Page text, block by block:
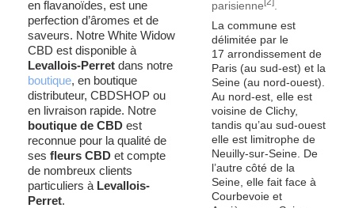
en flavanoïdes, est une
perfection d’âromes et de
saveurs. Notre White Widow
CBD est disponible à
Levallois-Perret dans notre
boutique, en boutique
distributeur, CBDSHOP ou
en livraison rapide. Notre
boutique de CBD est
reconnue pour la qualité de
ses fleurs CBD et compte
de nombreux clients
particuliers à Levallois-
Perret.
parisienne
La commune est
délimitée par le
17 arrondissement de
Paris (au sud-est) et la
Seine (au nord-ouest).
Au nord-est, elle est
voisine de Clichy,
tandis qu’au sud-ouest
elle est limitrophe de
Neuilly-sur-Seine. De
l’autre côté de la
Seine, elle fait face à
Courbevoie et